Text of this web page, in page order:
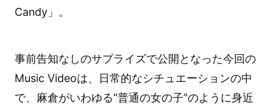
Candy」。
事前告知なしのサプライズで公開となった今回の
Music Videoは、日常的なシチュエーションの中
で、麻倉がいわゆる“普通の女の子”のように身近